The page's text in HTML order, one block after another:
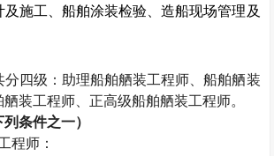
施工、船舶涂装检验、造船现场管理及
分四级：助理船舶舾装工程师、船舶舾装
装工程师、正高级船舶舾装工程师。
条件之一）
程师：